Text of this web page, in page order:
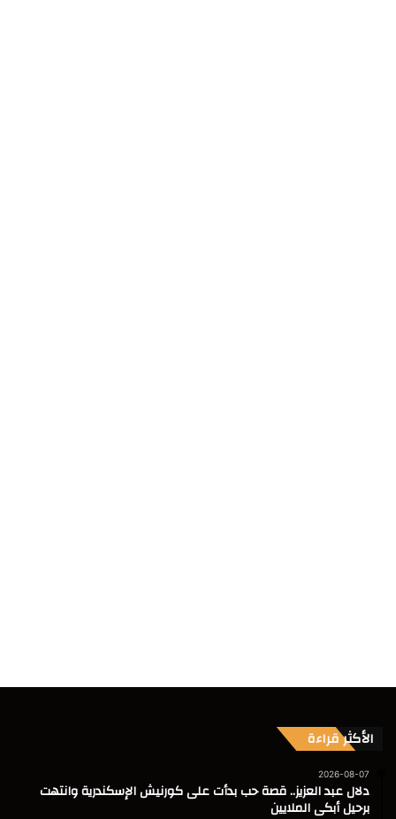
الأكثر قراءة
2026-08-07
دلال عبد العزيز.. قصة حب بدأت على كورنيش الإسكندرية وانتهت
برحيل أبكى الملايين